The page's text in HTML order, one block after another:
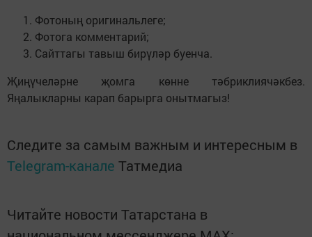
Фотоның оригинальлеге;
Фотога комментарий;
Сайттагы тавыш бирүләр буенча.
Җиңүчеләрне җомга көнне тәбриклиячәкбез.
Яңалыкларны карап барырга онытмагыз!
Следите за самым важным и интересным в
Telegram-канале Татмедиа
Читайте новости Татарстана в